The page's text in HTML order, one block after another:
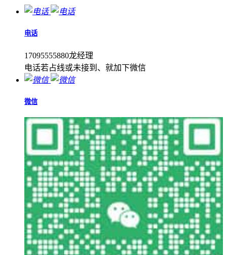
电话
17095555880龙经理
电话若占线或未接到、就加下微信
微信